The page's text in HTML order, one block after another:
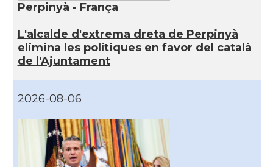
Perpinyà - França
L'alcalde d'extrema dreta de Perpinyà
elimina les polítiques en favor del català
de l'Ajuntament
2026-08-06